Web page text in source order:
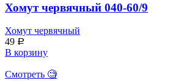
Хомут червячный 040-60/9
Хомут червячный
49 Р
В корзину
Смотреть 🧐